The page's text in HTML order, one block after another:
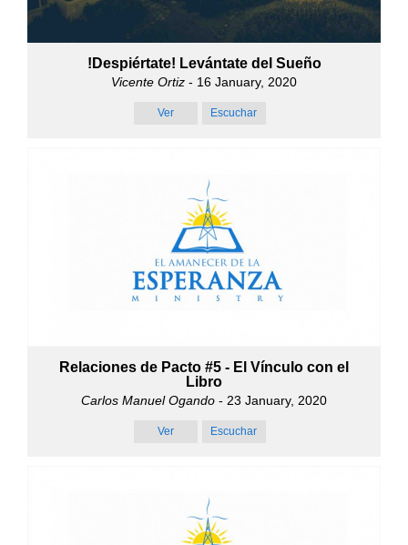
!Despiértate! Levántate del Sueño
Vicente Ortiz - 16 January, 2020
Ver Escuchar
Relaciones de Pacto #5 - El Vínculo con el
Libro
Carlos Manuel Ogando - 23 January, 2020
Ver Escuchar